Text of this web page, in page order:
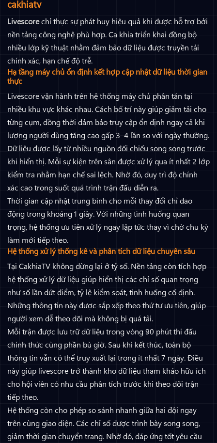
cakhiatv
Livescorechỉ thực sự phát huy hiệu quả khi được hỗ trợ bởi
nền tảng công nghệ phù hợp. Ca khia triển khai đồng bộ
nhiều lớp kỹ thuật nhằm đảm bảo dữ liệu được truyền tải
chính xác, hạn chế độ trễ.
Hạ tầng máy chủ ổn định kết hợp cập nhật dữ liệu thời gian
thực
Livescore vận hành trên hệ thống máy chủ phân tán tại
nhiều khu vực khác nhau. Cách bố trí này giúp giảm tải cho
từng cụm, đồng thời đảm bảo truy cập ổn định ngay cả khi
lượng người dùng tăng cao gấp 3–4 lần so với ngày thường.
Dữ liệu được lấy từ nhiều nguồn đối chiếu song song trước
khi hiển thị. Mỗi sự kiện trên sân được xử lý qua ít nhất 2 lớp
kiểm tra nhằm hạn chế sai lệch. Nhờ đó, duy trì độ chính
xác cao trong suốt quá trình trận đấu diễn ra.
Thời gian cập nhật trung bình cho mỗi thay đổi chỉ dao
động trong khoảng 1 giây. Với những tình huống quan
trọng, hệ thống ưu tiên xử lý ngay lập tức thay vì chờ chu kỳ
làm mới tiếp theo.
Hệ thống xử lý thống kê và phân tích dữ liệu chuyên sâu
Tại CakhiaTV không dừng lại ở tỷ số. Nền tảng còn tích hợp
hệ thống xử lý dữ liệu giúp hiển thị các chỉ số quan trọng
như số lần dứt điểm, tỷ lệ kiểm soát, tình huống cố định.
Những thông tin này được sắp xếp theo thứ tự ưu tiên, giúp
người xem dễ theo dõi mà không bị quá tải.
Mỗi trận được lưu trữ dữ liệu trong vòng 90 phút thi đấu
chính thức cùng phần bù giờ. Sau khi kết thúc, toàn bộ
thông tin vẫn có thể truy xuất lại trong ít nhất 7 ngày. Điều
này giúp livescore trở thành kho dữ liệu tham khảo hữu ích
cho hội viên có nhu cầu phân tích trước khi theo dõi trận
tiếp theo.
Hệ thống còn cho phép so sánh nhanh giữa hai đội ngay
trên cùng giao diện. Các chỉ số được trình bày song song,
giảm thời gian chuyển trang. Nhờ đó, đáp ứng tốt yêu cầu